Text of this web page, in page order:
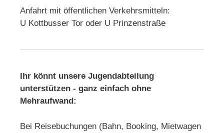
Anfahrt mit öffentlichen Verkehrsmitteln:
U Kottbusser Tor oder U Prinzenstraße
Ihr könnt unsere Jugendabteilung
unterstützen - ganz einfach ohne
Mehraufwand:
Bei Reisebuchungen (Bahn, Booking, Mietwagen